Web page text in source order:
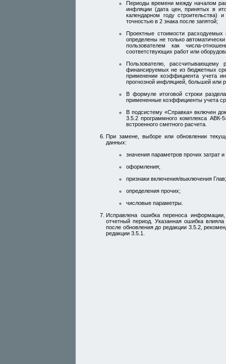
Периоды времени между началом
инфляции (дата цен, принятых в
календарном году строительства)
точностью в 2 знака после запятой;
Проектные стоимости расходуемых
определены не только
пользователем как числа-
соответствующих работ или
Пользователю, рассчитывающему
финансируемых не из бюджетных
применении коэффициента учета
прогнозной инфляцией, большей или
В формуле итоговой строки
примененные коэффициенты учета
В подсистему «Справка» включен
3.5.2 программного комплекса АВК-
встроенного сметного расчета.
При замене, выборе или обновлении
данных:
значения параметров прочих затрат и
оформления;
признаки включения/выключения Глав;
определения прочих;
числовые параметры.
Исправлена ошибка переноса
отчетный период. Указанная ошибка
после обновления до редакции 3.5.2,
редакции 3.5.1.